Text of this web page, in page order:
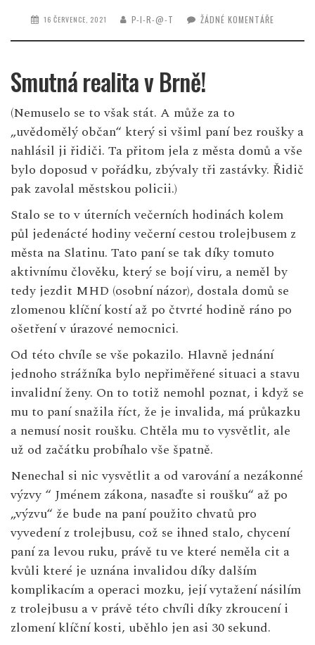
16 ČERVENCE, 2021 P-I-R-@-T ŽÁDNÉ KOMENTÁŘE
Smutná realita v Brně!
(Nemuselo se to však stát. A může za to
„uvědomělý občan“ který si všiml paní bez roušky a
nahlásil ji řidiči. Ta přitom jela z města domů a vše
bylo doposud v pořádku, zbývaly tři zastávky. Řidič
pak zavolal městskou policii.)
Stalo se to v úterních večerních hodinách kolem
půl jedenácté hodiny večerní cestou trolejbusem z
města na Slatinu. Tato paní se tak díky tomuto
aktivnímu člověku, který se bojí viru, a neměl by
tedy jezdit MHD (osobní názor), dostala domů se
zlomenou klíční kostí až po čtvrté hodině ráno po
ošetření v úrazové nemocnici.
Od této chvíle se vše pokazilo. Hlavně jednání
jednoho strážníka bylo nepřiměřené situaci a stavu
invalidní ženy. On to totiž nemohl poznat, i když se
mu to paní snažila říct, že je invalida, má průkazku
a nemusí nosit roušku. Chtěla mu to vysvětlit, ale
už od začátku probíhalo vše špatně.
Nenechal si nic vysvětlit a od varování a nezákonné
výzvy “ Jménem zákona, nasaďte si roušku“ až po
„výzvu“ že bude na paní použito chvatů pro
vyvedení z trolejbusu, což se ihned stalo, chycení
paní za levou ruku, právě tu ve které neměla cit a
kvůli které je uznána invalidou díky dalším
komplikacím a operaci mozku, její vytažení násilím
z trolejbusu a v právě této chvíli díky zkroucení i
zlomení klíční kosti, uběhlo jen asi 30 sekund.